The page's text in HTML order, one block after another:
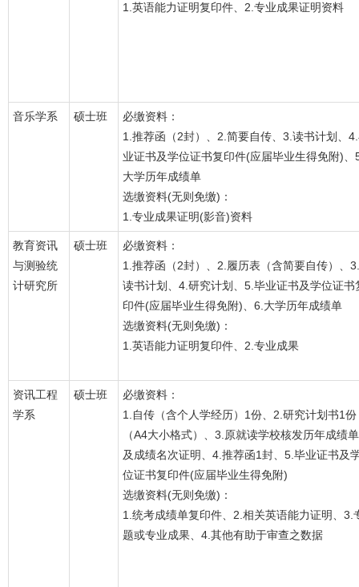
1.英语能力证明复印件、2.专业成果证明资料
音乐学系 硕士班
必缴资料：
1.推荐函（2封）、2.简要自传、3.读书计划、
业证书及学位证书复印件(应届毕业生得免附)、
大学历年成绩单
选缴资料(无则免缴)：
1.专业成果证明(影音)资料
教育资讯
与测验统
计研究所
硕士班
必缴资料：
1.推荐函（2封）、2.履历表（含简要自传）、3.
读书计划、4.研究计划、5.毕业证书及学位证书
印件(应届毕业生得免附)、6.大学历年成绩单
选缴资料(无则免缴)：
1.英语能力证明复印件、2.专业成果
资讯工程
学系
硕士班
必缴资料：
1.自传（含个人学经历）1份、2.研究计划书1份
（A4大小格式）、3.原就读学校核发历年成绩单
及成绩名次证明、4.推荐函1封、5.毕业证书及
位证书复印件(应届毕业生得免附)
选缴资料(无则免缴)：
1.统考成绩单复印件、2.相关英语能力证明、3.
题或专业成果、4.其他有助于审查之数据